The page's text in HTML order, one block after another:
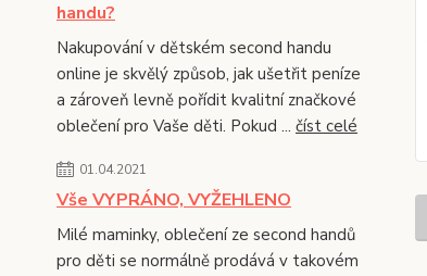
handu?
Nakupování v dětském second handu
online je skvělý způsob, jak ušetřit peníze
a zároveň levně pořídit kvalitní značkové
oblečení pro Vaše děti. Pokud ... číst celé
01.04.2021
Vše VYPRÁNO, VYŽEHLENO
Milé maminky, oblečení ze second handů
pro děti se normálně prodává v takovém